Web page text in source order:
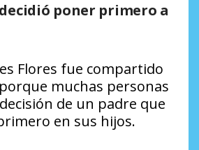
poner primero a
Flores fue compartido
muchas personas
de un padre que
en sus hijos.